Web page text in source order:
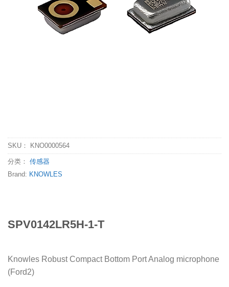
SKU： KNO0000564
分类： 传感器
Brand: KNOWLES
SPV0142LR5H-1-T
Knowles Robust Compact Bottom Port Analog microphone
(Ford2)